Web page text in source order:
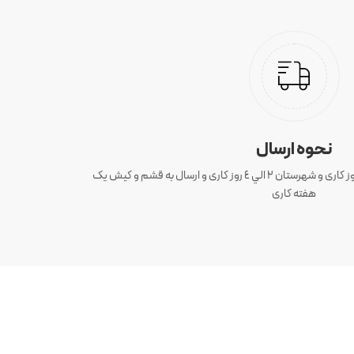
نحوه ارسال
ارسال سفارش های تهران 1 الی 3 روز کاری و شهرستان ٢ الي ٤ روز کاری و ارسال به قشم و کیش یک
هفته کاری